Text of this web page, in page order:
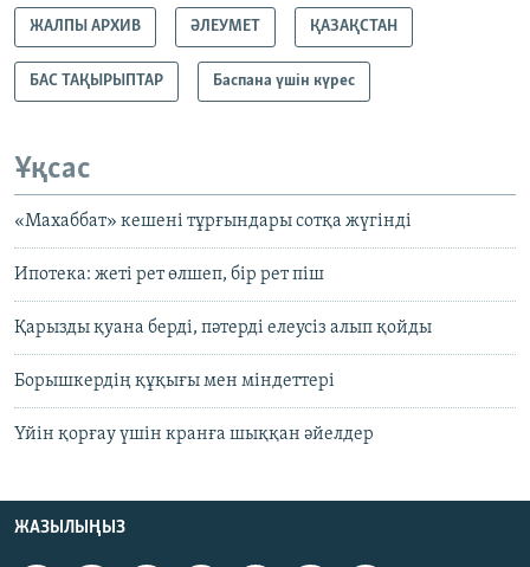
ЖАЛПЫ АРХИВ ӘЛЕУМЕТ ҚАЗАҚСТАН
БАС ТАҚЫРЫПТАР Баспана үшін күрес
Ұқсас
«Махаббат» кешені тұрғындары сотқа жүгінді
Ипотека: жеті рет өлшеп, бір рет піш
Қарызды қуана берді, пәтерді елеусіз алып қойды
Борышкердің құқығы мен міндеттері
Үйін қорғау үшін кранға шыққан әйелдер
ЖАЗЫЛЫҢЫЗ